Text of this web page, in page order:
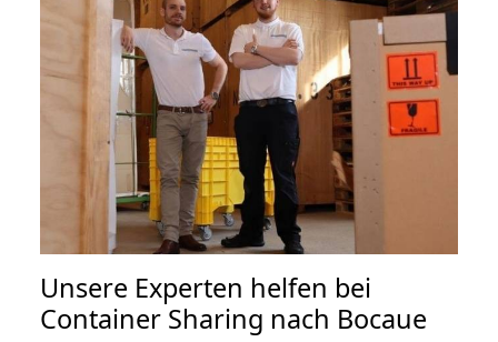
Unsere Experten helfen bei
Container Sharing nach Bocaue